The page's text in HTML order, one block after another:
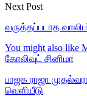
Next Post
வருத்தப்படாத
You might also like
கோலிவுட் சினிமா
பாஜக ராஜா
வெளியீடு